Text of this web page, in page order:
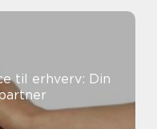
til erhverv: Din